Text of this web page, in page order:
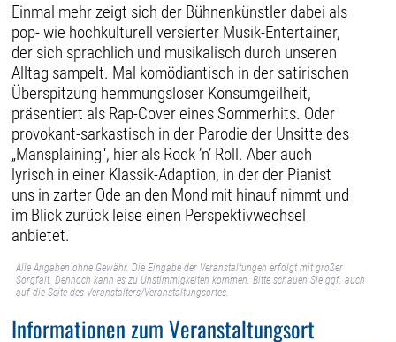
Einmal mehr zeigt sich der Bühnenkünstler dabei als
pop- wie hochkulturell versierter Musik-Entertainer,
der sich sprachlich und musikalisch durch unseren
Alltag sampelt. Mal komödiantisch in der satirischen
Überspitzung hemmungsloser Konsumgeilheit,
präsentiert als Rap-Cover eines Sommerhits. Oder
provokant-sarkastisch in der Parodie der Unsitte des
„Mansplaining“, hier als Rock ’n’ Roll. Aber auch
lyrisch in einer Klassik-Adaption, in der der Pianist
uns in zarter Ode an den Mond mit hinauf nimmt und
im Blick zurück leise einen Perspektivwechsel
anbietet.
Alle Angaben ohne Gewähr. Die Eingabe der Veranstaltungen erfolgt mit großer
Sorgfalt. Dennoch kann es zu Unstimmigkeiten kommen. Bitte schauen Sie ggf. auch
auf die Seite des Veranstalters/Veranstaltungsortes.
Informationen zum Veranstaltungsort